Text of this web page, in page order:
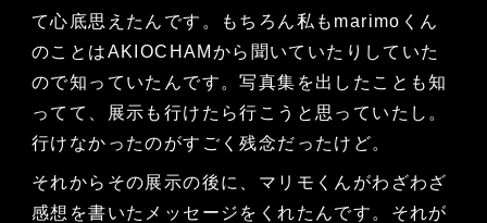
て心底思えたんです。もちろん私もmarimoくん
のことはAKIOCHAMから聞いていたりしていた
ので知っていたんです。写真集を出したことも知
ってて、展示も行けたら行こうと思っていたし。
行けなかったのがすごく残念だったけど。
それからその展示の後に、マリモくんがわざわざ
感想を書いたメッセージをくれたんです。それが